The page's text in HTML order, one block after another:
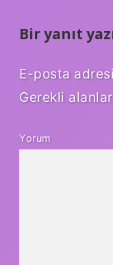
Bir yanıt
E-posta
Gerekli alanlar
Yorum